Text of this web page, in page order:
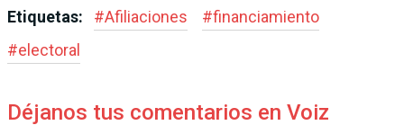
Etiquetas: #Afiliaciones #financiamiento
#electoral
Déjanos tus comentarios en Voiz